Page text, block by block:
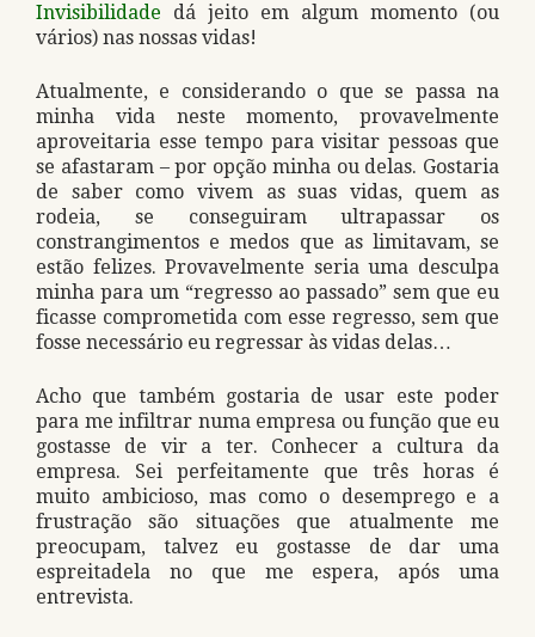
Invisibilidade dá jeito em algum momento (ou
vários) nas nossas vidas!
Atualmente, e considerando o que se passa na
minha vida neste momento, provavelmente
aproveitaria esse tempo para visitar pessoas que
se afastaram – por opção minha ou delas. Gostaria
de saber como vivem as suas vidas, quem as
rodeia, se conseguiram ultrapassar os
constrangimentos e medos que as limitavam, se
estão felizes. Provavelmente seria uma desculpa
minha para um “regresso ao passado” sem que eu
ficasse comprometida com esse regresso, sem que
fosse necessário eu regressar às vidas delas…
Acho que também gostaria de usar este poder
para me infiltrar numa empresa ou função que eu
gostasse de vir a ter. Conhecer a cultura da
empresa. Sei perfeitamente que três horas é
muito ambicioso, mas como o desemprego e a
frustração são situações que atualmente me
preocupam, talvez eu gostasse de dar uma
espreitadela no que me espera, após uma
entrevista.